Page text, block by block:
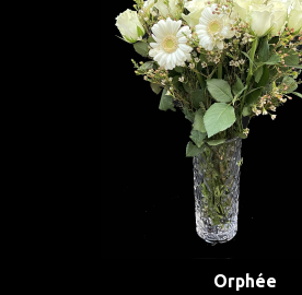
Orphée